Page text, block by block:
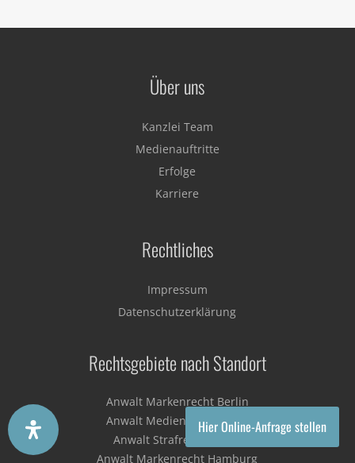
Hier Online-Anfrage stellen
Über uns
Kanzlei Team
Medienauftritte
Erfolge
Karriere
Rechtliches
Impressum
Datenschutzerklärung
Rechtsgebiete nach Standort
Anwalt Markenrecht Berlin
Anwalt Medienrecht Berlin
Anwalt Strafrecht Berlin
Anwalt Markenrecht Hamburg